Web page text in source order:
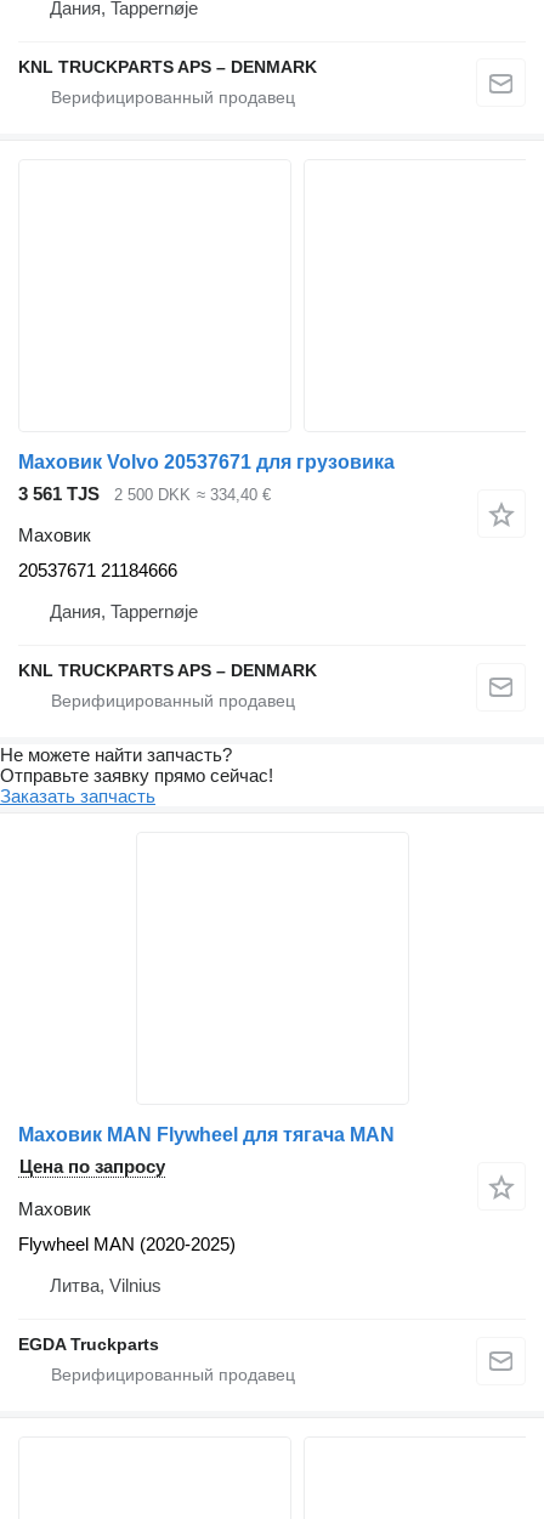
Дания, Tappernøje
KNL TRUCKPARTS APS – DENMARK
Маховик Volvo 20537671 для грузовика
3 561 TJS
2 500 DKK ≈ 334,40 €
Маховик
20537671 21184666
Дания, Tappernøje
KNL TRUCKPARTS APS – DENMARK
Не можете найти запчасть?
Отправьте заявку прямо сейчас!
Заказать запчасть
Маховик MAN Flywheel для тягача MAN
Цена по запросу
Маховик
Flywheel MAN (2020-2025)
Литва, Vilnius
EGDA Truckparts